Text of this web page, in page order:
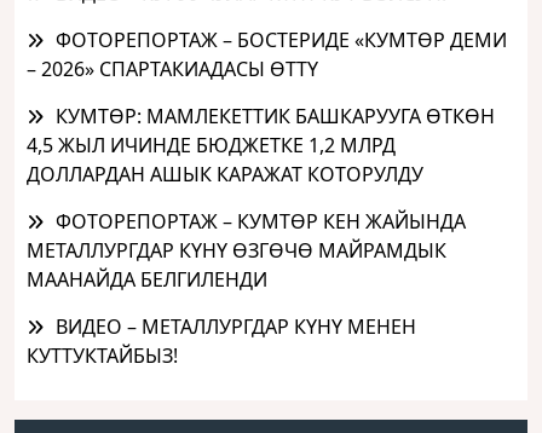
ФОТОРЕПОРТАЖ – БОСТЕРИДЕ «КУМТӨР ДЕМИ
– 2026» СПАРТАКИАДАСЫ ӨТТҮ
КУМТӨР: МАМЛЕКЕТТИК БАШКАРУУГА ӨТКӨН
4,5 ЖЫЛ ИЧИНДЕ БЮДЖЕТКЕ 1,2 МЛРД
ДОЛЛАРДАН АШЫК КАРАЖАТ КОТОРУЛДУ
ФОТОРЕПОРТАЖ – КУМТӨР КЕН ЖАЙЫНДА
МЕТАЛЛУРГДАР КҮНҮ ӨЗГӨЧӨ МАЙРАМДЫК
МААНАЙДА БЕЛГИЛЕНДИ
ВИДЕО – МЕТАЛЛУРГДАР КҮНҮ МЕНЕН
КУТТУКТАЙБЫЗ!